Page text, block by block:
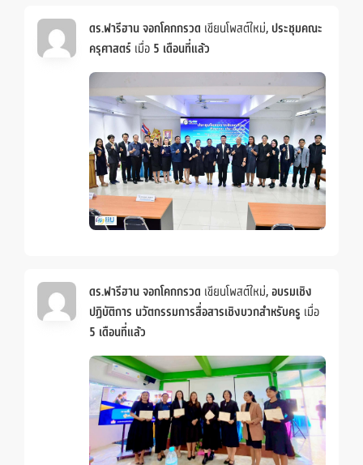
ดร.ฟารีฮาน จอกโคกกรวด เขียนโพสต์ใหม่, ประชุมคณะ
ครุศาสตร์ เมื่อ 5 เดือนที่แล้ว
ดร.ฟารีฮาน จอกโคกกรวด เขียนโพสต์ใหม่, อบรมเชิง
ปฏิบัติการ นวัตกรรมการสื่อสารเชิงบวกสำหรับครู เมื่อ
5 เดือนที่แล้ว